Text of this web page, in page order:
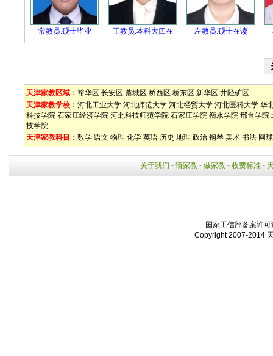
常教员.硕士毕业 王教员.本科大四在 左教员.硕士在读
天津家教区域： 裕华区 长安区 藁城区 桥西区 桥东区 新华区 井陉矿区
天津家教学校： 河北工业大学 河北师范大学 河北经贸大学 河北医科大学 华
科技学院 石家庄经济学院 河北科技师范学院 石家庄学院 衡水学院 邢台学院
技学院
天津家教科目： 数学 语文 物理 化学 英语 历史 地理 政治 钢琴 美术 书法 网球
关于我们 - 请家教- 做家教- 收费标准-
国家工信部备案许
Copyright 2007-2014